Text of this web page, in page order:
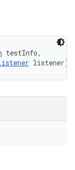
testInfo,
listener)